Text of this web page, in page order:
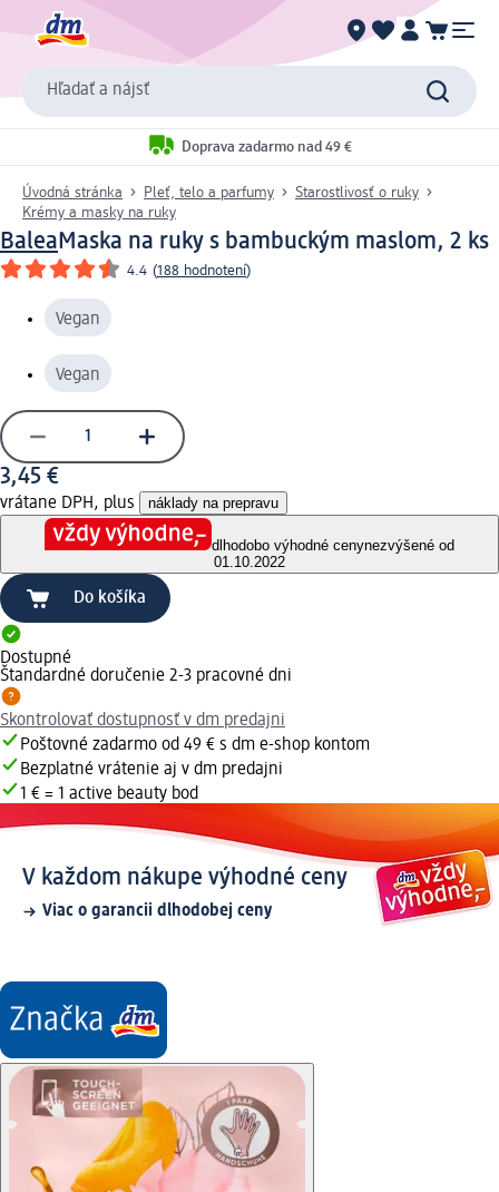
Hľadať a nájsť
Doprava zadarmo nad 49 €
Úvodná stránka Pleť, telo a parfumy
Starostlivosť o ruky
Krémy a masky na ruky
BaleaMaska na ruky s bambuckým maslom, 2 ks
4.4 (188 hodnotení)
Vegan
Vegan
3,45 €
vrátane DPH, plus náklady na prepravu
dlhodobo výhodné cenynezvýšené od
01.10.2022
Do košíka
Dostupné
Štandardné doručenie 2-3 pracovné dni
Skontrolovať dostupnosť v dm predajni
Poštovné zadarmo od 49 € s dm e-shop kontom
Bezplatné vrátenie aj v dm predajni
1 € = 1 active beauty bod
V každom nákupe výhodné ceny
Viac o garancii dlhodobej ceny